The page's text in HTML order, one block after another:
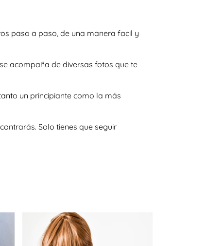
paso a paso, de una manera facil y
acompaña de diversas fotos que te
un principiante como la más
Solo tienes que seguir